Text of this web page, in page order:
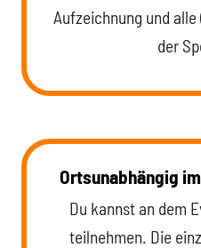
Aufzeichnung und
der
Ortsunabhängig
Du kannst an dem
teilnehmen. Die